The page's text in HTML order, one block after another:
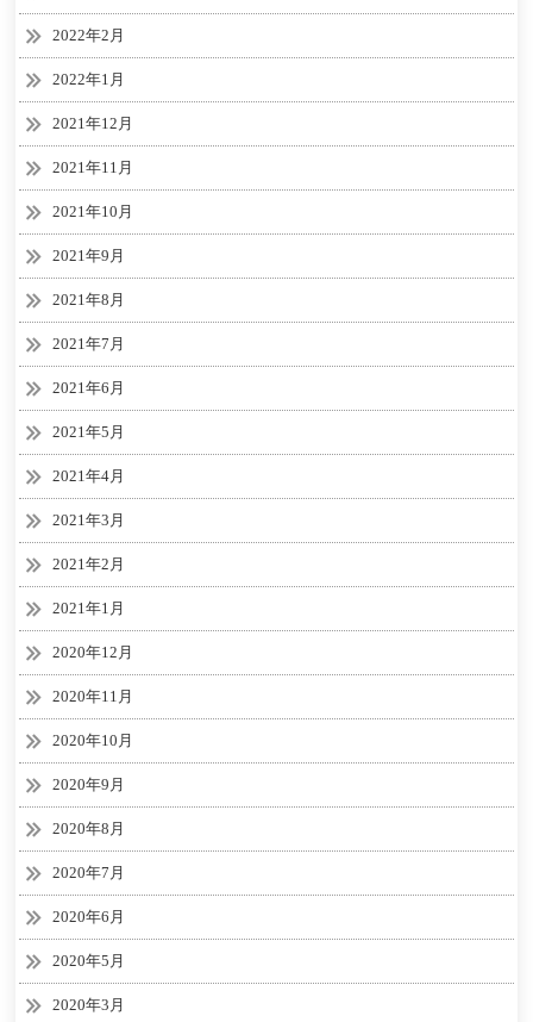
2022年2月
2022年1月
2021年12月
2021年11月
2021年10月
2021年9月
2021年8月
2021年7月
2021年6月
2021年5月
2021年4月
2021年3月
2021年2月
2021年1月
2020年12月
2020年11月
2020年10月
2020年9月
2020年8月
2020年7月
2020年6月
2020年5月
2020年3月